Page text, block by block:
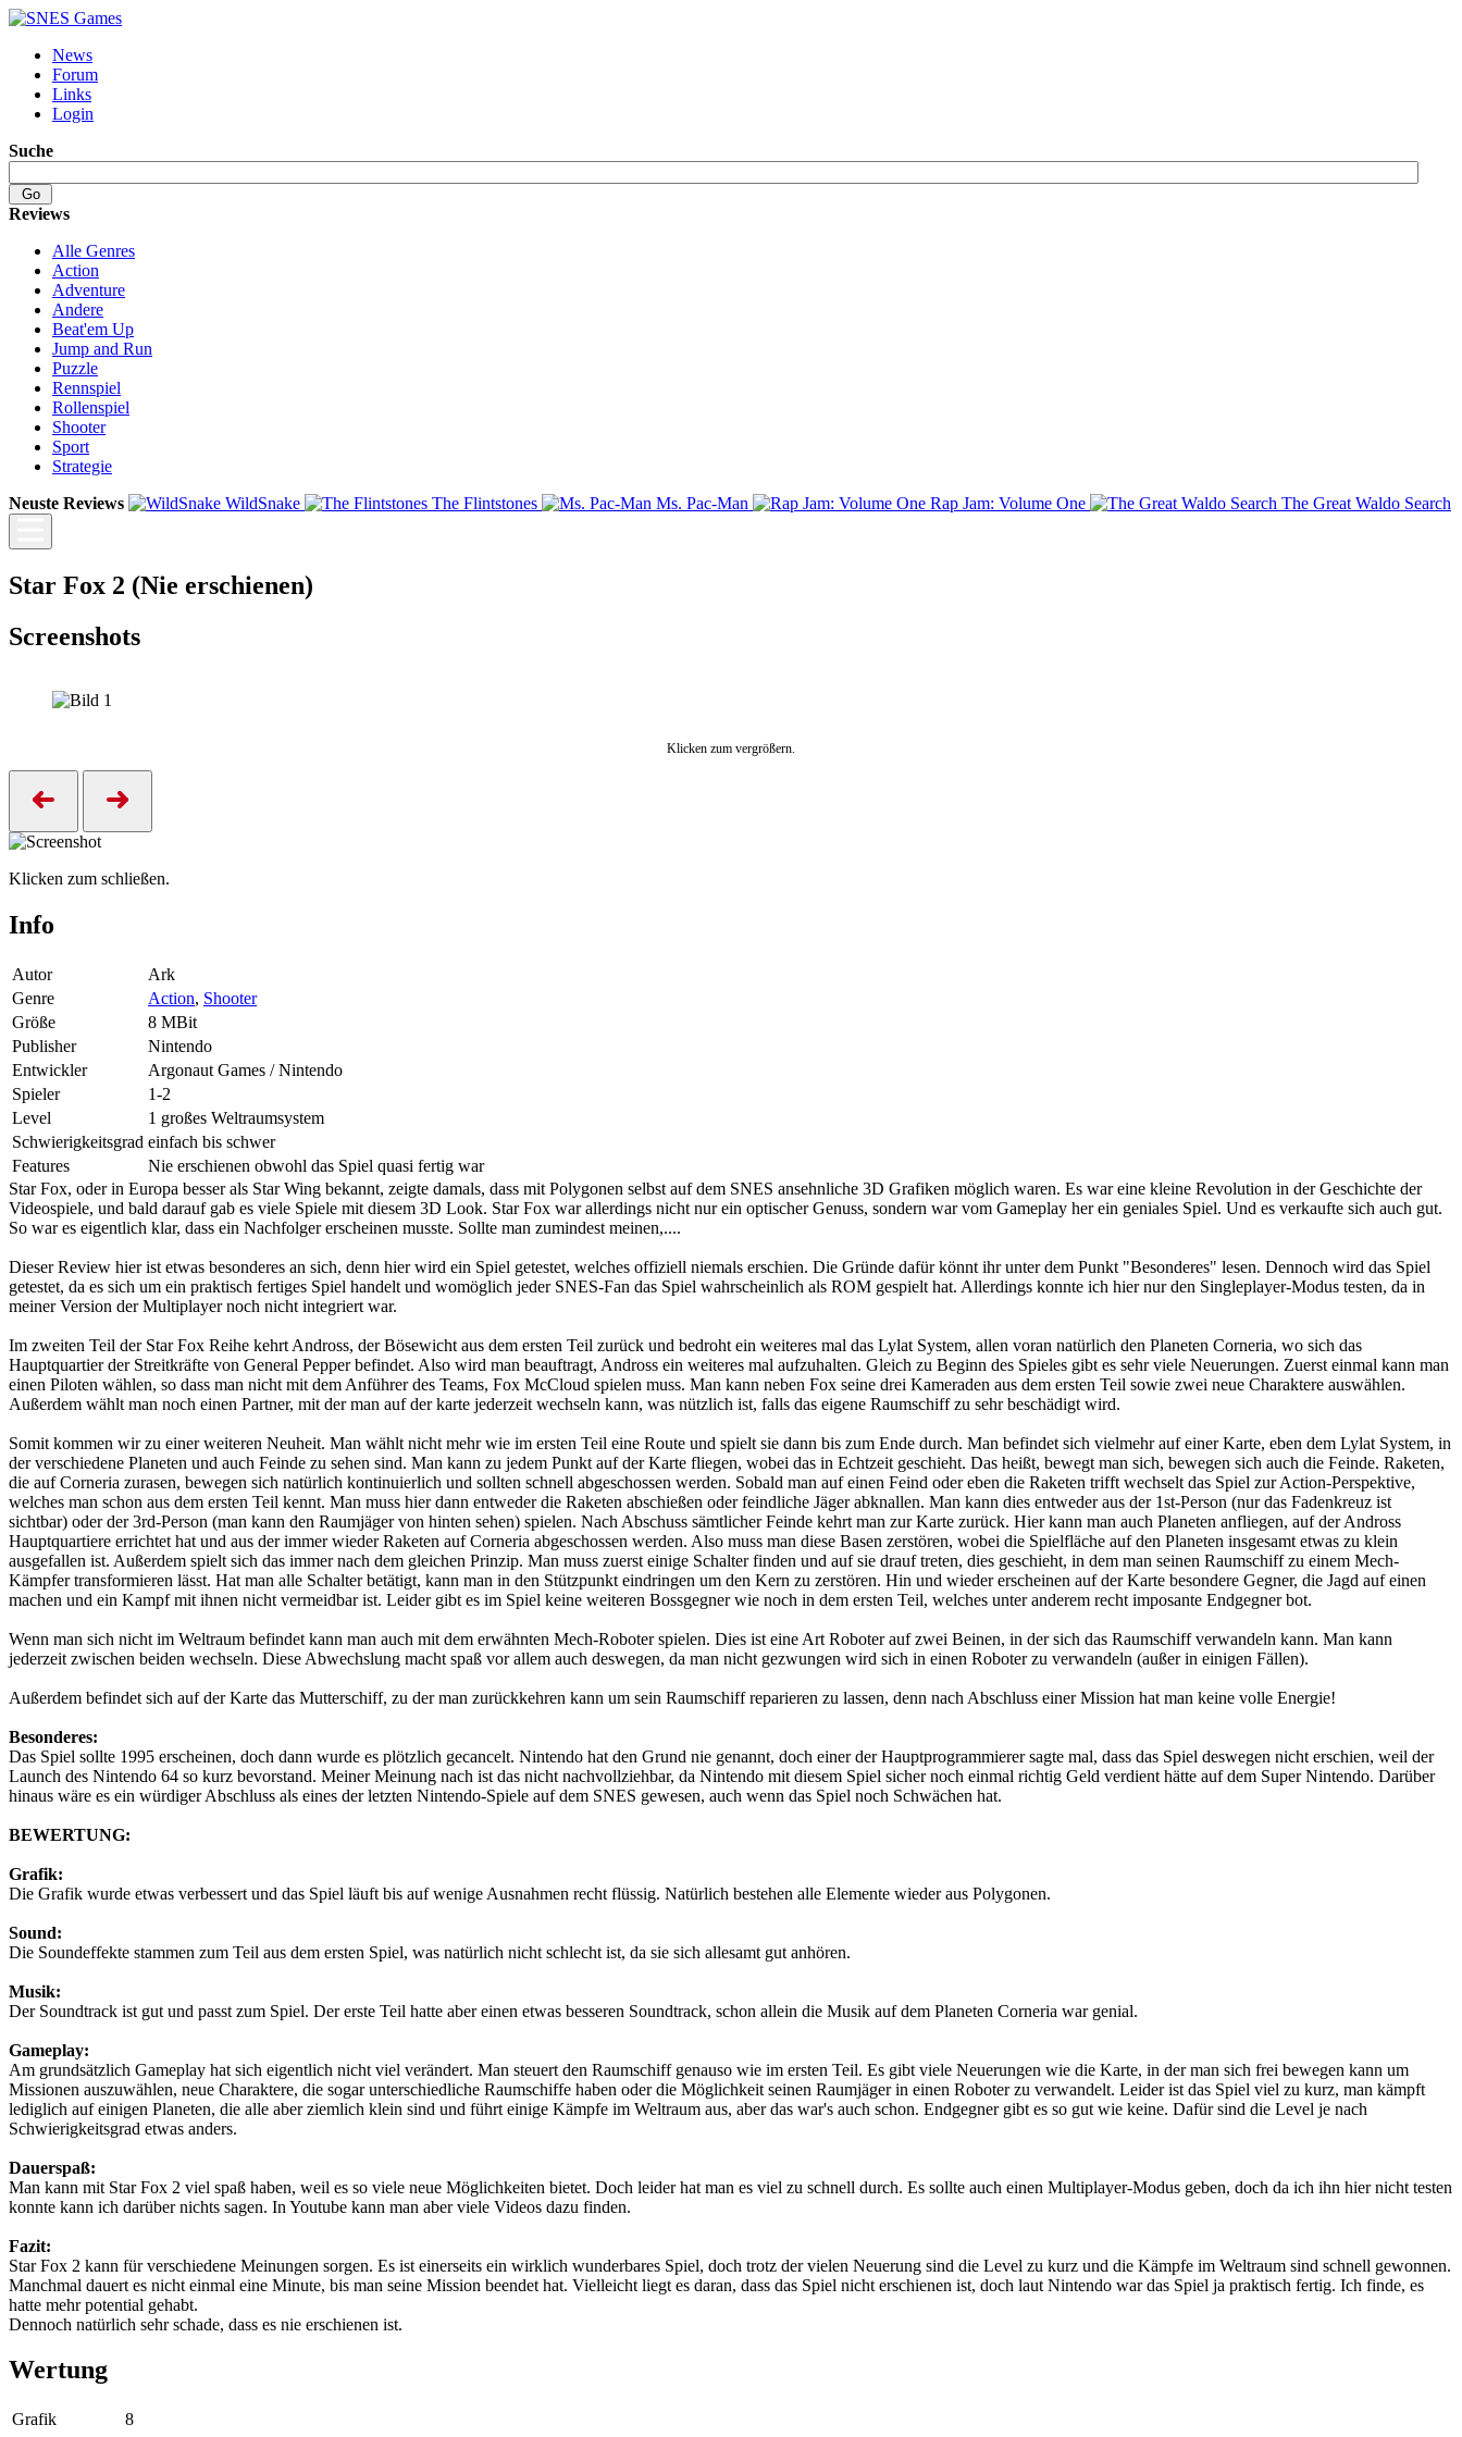
News
Forum
Links
Login
Suche
Reviews
Alle Genres
Action
Adventure
Andere
Beat'em Up
Jump and Run
Puzzle
Rennspiel
Rollenspiel
Shooter
Sport
Strategie
Neuste Reviews
WildSnake The Flintstones Ms. Pac-Man Rap Jam: Volume One The Great Waldo Search
Star Fox 2 (Nie erschienen)
Screenshots
Klicken zum vergrößern.
Klicken zum schließen.
Info
Autor
Ark
Genre
Action, Shooter
Größe
8 MBit
Publisher
Nintendo
Entwickler
Argonaut Games / Nintendo
Spieler
1-2
Level
1 großes Weltraumsystem
Schwierigkeitsgrad einfach bis schwer
Features
Nie erschienen obwohl das Spiel quasi fertig war
Star Fox, oder in Europa besser als Star Wing bekannt, zeigte damals, dass mit Polygonen selbst auf dem SNES ansehnliche 3D Grafiken möglich waren. Es war eine kleine Revolution in der Geschichte der
Videospiele, und bald darauf gab es viele Spiele mit diesem 3D Look. Star Fox war allerdings nicht nur ein optischer Genuss, sondern war vom Gameplay her ein geniales Spiel. Und es verkaufte sich auch gut.
So war es eigentlich klar, dass ein Nachfolger erscheinen musste. Sollte man zumindest meinen,....
Dieser Review hier ist etwas besonderes an sich, denn hier wird ein Spiel getestet, welches offiziell niemals erschien. Die Gründe dafür könnt ihr unter dem Punkt "Besonderes" lesen. Dennoch wird das Spiel
getestet, da es sich um ein praktisch fertiges Spiel handelt und womöglich jeder SNES-Fan das Spiel wahrscheinlich als ROM gespielt hat. Allerdings konnte ich hier nur den Singleplayer-Modus testen, da in
meiner Version der Multiplayer noch nicht integriert war.
Im zweiten Teil der Star Fox Reihe kehrt Andross, der Bösewicht aus dem ersten Teil zurück und bedroht ein weiteres mal das Lylat System, allen voran natürlich den Planeten Corneria, wo sich das
Hauptquartier der Streitkräfte von General Pepper befindet. Also wird man beauftragt, Andross ein weiteres mal aufzuhalten. Gleich zu Beginn des Spieles gibt es sehr viele Neuerungen. Zuerst einmal kann man
einen Piloten wählen, so dass man nicht mit dem Anführer des Teams, Fox McCloud spielen muss. Man kann neben Fox seine drei Kameraden aus dem ersten Teil sowie zwei neue Charaktere auswählen.
Außerdem wählt man noch einen Partner, mit der man auf der karte jederzeit wechseln kann, was nützlich ist, falls das eigene Raumschiff zu sehr beschädigt wird.
Somit kommen wir zu einer weiteren Neuheit. Man wählt nicht mehr wie im ersten Teil eine Route und spielt sie dann bis zum Ende durch. Man befindet sich vielmehr auf einer Karte, eben dem Lylat System, in
der verschiedene Planeten und auch Feinde zu sehen sind. Man kann zu jedem Punkt auf der Karte fliegen, wobei das in Echtzeit geschieht. Das heißt, bewegt man sich, bewegen sich auch die Feinde. Raketen,
die auf Corneria zurasen, bewegen sich natürlich kontinuierlich und sollten schnell abgeschossen werden. Sobald man auf einen Feind oder eben die Raketen trifft wechselt das Spiel zur Action-Perspektive,
welches man schon aus dem ersten Teil kennt. Man muss hier dann entweder die Raketen abschießen oder feindliche Jäger abknallen. Man kann dies entweder aus der 1st-Person (nur das Fadenkreuz ist
sichtbar) oder der 3rd-Person (man kann den Raumjäger von hinten sehen) spielen. Nach Abschuss sämtlicher Feinde kehrt man zur Karte zurück. Hier kann man auch Planeten anfliegen, auf der Andross
Hauptquartiere errichtet hat und aus der immer wieder Raketen auf Corneria abgeschossen werden. Also muss man diese Basen zerstören, wobei die Spielfläche auf den Planeten insgesamt etwas zu klein
ausgefallen ist. Außerdem spielt sich das immer nach dem gleichen Prinzip. Man muss zuerst einige Schalter finden und auf sie drauf treten, dies geschieht, in dem man seinen Raumschiff zu einem Mech-
Kämpfer transformieren lässt. Hat man alle Schalter betätigt, kann man in den Stützpunkt eindringen um den Kern zu zerstören. Hin und wieder erscheinen auf der Karte besondere Gegner, die Jagd auf einen
machen und ein Kampf mit ihnen nicht vermeidbar ist. Leider gibt es im Spiel keine weiteren Bossgegner wie noch in dem ersten Teil, welches unter anderem recht imposante Endgegner bot.
Wenn man sich nicht im Weltraum befindet kann man auch mit dem erwähnten Mech-Roboter spielen. Dies ist eine Art Roboter auf zwei Beinen, in der sich das Raumschiff verwandeln kann. Man kann
jederzeit zwischen beiden wechseln. Diese Abwechslung macht spaß vor allem auch deswegen, da man nicht gezwungen wird sich in einen Roboter zu verwandeln (außer in einigen Fällen).
Außerdem befindet sich auf der Karte das Mutterschiff, zu der man zurückkehren kann um sein Raumschiff reparieren zu lassen, denn nach Abschluss einer Mission hat man keine volle Energie!
Besonderes:
Das Spiel sollte 1995 erscheinen, doch dann wurde es plötzlich gecancelt. Nintendo hat den Grund nie genannt, doch einer der Hauptprogrammierer sagte mal, dass das Spiel deswegen nicht erschien, weil der
Launch des Nintendo 64 so kurz bevorstand. Meiner Meinung nach ist das nicht nachvollziehbar, da Nintendo mit diesem Spiel sicher noch einmal richtig Geld verdient hätte auf dem Super Nintendo. Darüber
hinaus wäre es ein würdiger Abschluss als eines der letzten Nintendo-Spiele auf dem SNES gewesen, auch wenn das Spiel noch Schwächen hat.
BEWERTUNG:
Grafik:
Die Grafik wurde etwas verbessert und das Spiel läuft bis auf wenige Ausnahmen recht flüssig. Natürlich bestehen alle Elemente wieder aus Polygonen.
Sound:
Die Soundeffekte stammen zum Teil aus dem ersten Spiel, was natürlich nicht schlecht ist, da sie sich allesamt gut anhören.
Musik:
Der Soundtrack ist gut und passt zum Spiel. Der erste Teil hatte aber einen etwas besseren Soundtrack, schon allein die Musik auf dem Planeten Corneria war genial.
Gameplay:
Am grundsätzlich Gameplay hat sich eigentlich nicht viel verändert. Man steuert den Raumschiff genauso wie im ersten Teil. Es gibt viele Neuerungen wie die Karte, in der man sich frei bewegen kann um
Missionen auszuwählen, neue Charaktere, die sogar unterschiedliche Raumschiffe haben oder die Möglichkeit seinen Raumjäger in einen Roboter zu verwandelt. Leider ist das Spiel viel zu kurz, man kämpft
lediglich auf einigen Planeten, die alle aber ziemlich klein sind und führt einige Kämpfe im Weltraum aus, aber das war's auch schon. Endgegner gibt es so gut wie keine. Dafür sind die Level je nach
Schwierigkeitsgrad etwas anders.
Dauerspaß:
Man kann mit Star Fox 2 viel spaß haben, weil es so viele neue Möglichkeiten bietet. Doch leider hat man es viel zu schnell durch. Es sollte auch einen Multiplayer-Modus geben, doch da ich ihn hier nicht testen
konnte kann ich darüber nichts sagen. In Youtube kann man aber viele Videos dazu finden.
Fazit:
Star Fox 2 kann für verschiedene Meinungen sorgen. Es ist einerseits ein wirklich wunderbares Spiel, doch trotz der vielen Neuerung sind die Level zu kurz und die Kämpfe im Weltraum sind schnell gewonnen.
Manchmal dauert es nicht einmal eine Minute, bis man seine Mission beendet hat. Vielleicht liegt es daran, dass das Spiel nicht erschienen ist, doch laut Nintendo war das Spiel ja praktisch fertig. Ich finde, es
hatte mehr potential gehabt.
Dennoch natürlich sehr schade, dass es nie erschienen ist.
Wertung
Grafik
8